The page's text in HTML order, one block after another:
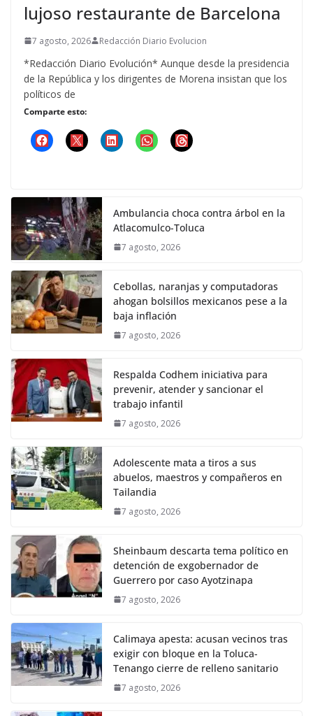
lujoso restaurante de Barcelona
7 agosto, 2026 Redacción Diario Evolucion
*Redacción Diario Evolución* Aunque desde la presidencia
de la República y los dirigentes de Morena insistan que los
políticos de
Comparte esto:
Ambulancia choca contra árbol en la
Atlacomulco-Toluca
7 agosto, 2026
Cebollas, naranjas y computadoras
ahogan bolsillos mexicanos pese a la
baja inflación
7 agosto, 2026
Respalda Codhem iniciativa para
prevenir, atender y sancionar el
trabajo infantil
7 agosto, 2026
Adolescente mata a tiros a sus
abuelos, maestros y compañeros en
Tailandia
7 agosto, 2026
Sheinbaum descarta tema político en
detención de exgobernador de
Guerrero por caso Ayotzinapa
7 agosto, 2026
Calimaya apesta: acusan vecinos tras
exigir con bloque en la Toluca-
Tenango cierre de relleno sanitario
7 agosto, 2026